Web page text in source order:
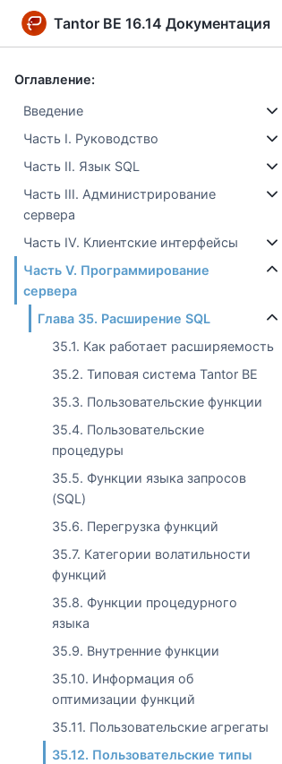
Tantor BE 16.14 Документация
Оглавление:
Введение
Часть I. Руководство
Часть II. Язык SQL
Часть III. Администрирование
сервера
Часть IV. Клиентские интерфейсы
Часть V. Программирование
сервера
Глава 35. Расширение SQL
35.1. Как работает расширяемость
35.2. Типовая система Tantor BE
35.3. Пользовательские функции
35.4. Пользовательские
процедуры
35.5. Функции языка запросов
(SQL)
35.6. Перегрузка функций
35.7. Категории волатильности
функций
35.8. Функции процедурного
языка
35.9. Внутренние функции
35.10. Информация об
оптимизации функций
35.11. Пользовательские агрегаты
35.12. Пользовательские типы